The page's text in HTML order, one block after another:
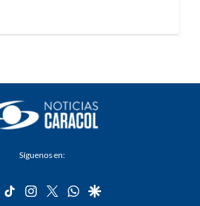
Síguenos en:
facebook
tiktok instagram
twitterwhatsapp
google